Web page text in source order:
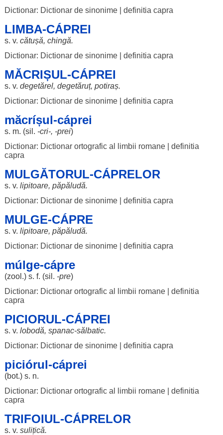
Dictionar: Dictionar de sinonime| definitia capra
LIMBA-CÁPREI
s. v. cătușă, chingă.
Dictionar: Dictionar de sinonime| definitia capra
MĂCRIȘUL-CÁPREI
s. v. degetărel, degetăruț, potiraș.
Dictionar: Dictionar de sinonime| definitia capra
măcríșul-cáprei
s. m. (sil . -cri-, -prei)
Dictionar: Dictionar ortografic al limbii romane| definitia
capra
MULGĂTORUL-CÁPRELOR
s. v. lipitoare, păpăludă.
Dictionar: Dictionar de sinonime| definitia capra
MULGE-CÁPRE
s. v. lipitoare, păpăludă.
Dictionar: Dictionar de sinonime| definitia capra
múlge-cápre
(zool.) s. f. (sil . -pre)
Dictionar: Dictionar ortografic al limbii romane| definitia
capra
PICIORUL-CÁPREI
s. v. lobodă, spanac-sălbatic.
Dictionar: Dictionar de sinonime| definitia capra
piciórul-cáprei
(bot.) s. n.
Dictionar: Dictionar ortografic al limbii romane| definitia
capra
TRIFOIUL-CÁPRELOR
s. v. sulițică.